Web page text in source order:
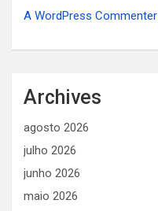
A WordPress Commenter
Archives
agosto 2026
julho 2026
junho 2026
maio 2026